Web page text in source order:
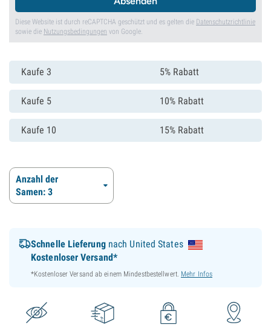
Diese Website ist durch reCAPTCHA geschützt und es gelten die Datenschutzrichtlinie
sowie die Nutzungsbedingungen von Google.
Kaufe 3 5% Rabatt
Kaufe 5 10% Rabatt
Kaufe 10 15% Rabatt
Anzahl der
Samen: 3
Schnelle Lieferungnach United States
Kostenloser Versand*
*Kostenloser Versand ab einem Mindestbestellwert. Mehr Infos